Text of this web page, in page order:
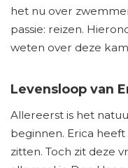
het nu over
passie: reizen.
weten over deze
Levensloop van
Allereerst is het
beginnen. Erica
zitten. Toch zit deze